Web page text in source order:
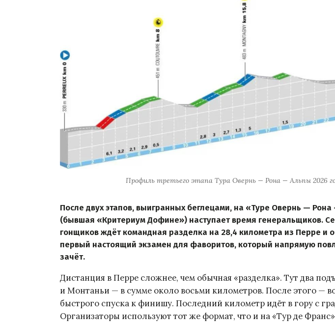
Профиль третьего этапа Тура Овернь — Рона — Альпы 2026
После двух этапов, выигранных беглецами, на «Туре Овернь —
(бывшая «Критериум Дофине») наступает время генеральщиков.
гонщиков ждёт командная разделка на 28,4 километра из Перре и
первый настоящий экзамен для фаворитов, который напрямую
зачёт.
Дистанция в Перре сложнее, чем обычная «разделка». Тут два
и Монтаньи — в сумме около восьми километров. После этого —
быстрого спуска к финишу. Последний километр идёт в гору с
Организаторы используют тот же формат, что и на «Тур де